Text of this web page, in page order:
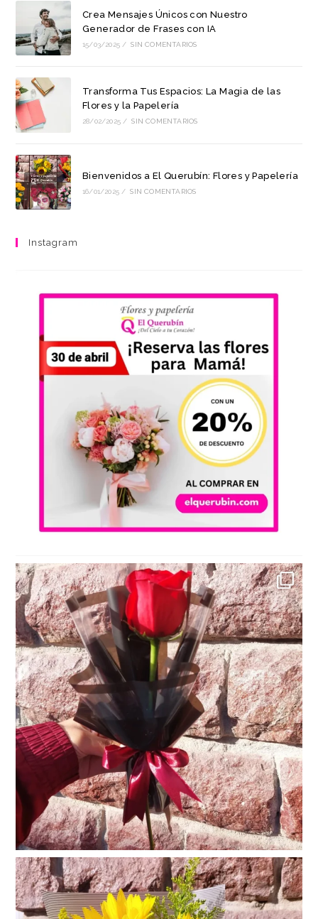
Crea Mensajes Únicos con Nuestro
Generador de Frases con IA
15/03/2025 / SIN COMENTARIOS
Transforma Tus Espacios: La Magia de las
Flores y la Papelería
28/02/2025 / SIN COMENTARIOS
Bienvenidos a El Querubín: Flores y Papelería
16/01/2025 / SIN COMENTARIOS
Instagram